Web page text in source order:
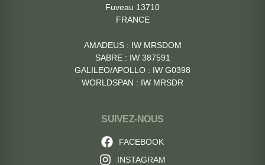
Fuveau 13710
FRANCE
AMADEUS : IW MRSDOM
SABRE : IW 387591
GALILEO/APOLLO : IW G0398
WORLDSPAN : IW MRSDR
SUIVEZ-NOUS
FACEBOOK
INSTAGRAM